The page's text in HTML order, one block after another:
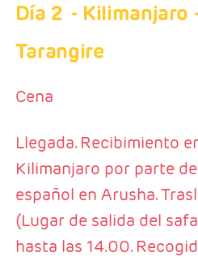
Día 2 - Kilimanjaro
Tarangire
Cena
Llegada. Recibimiento
Kilimanjaro por parte
español en Arusha.
(Lugar de salida del
hasta las 14.00.